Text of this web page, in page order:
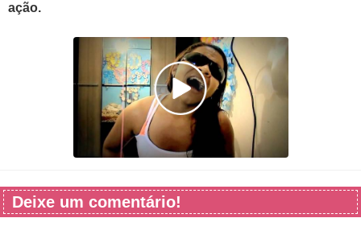
ação.
Deixe um comentário!